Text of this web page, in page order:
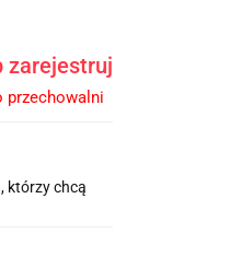
zarejestruj
przechowalni
którzy chcą